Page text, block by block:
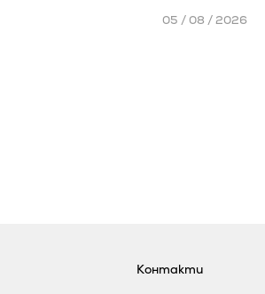
05 / 08 / 2026
Контакти